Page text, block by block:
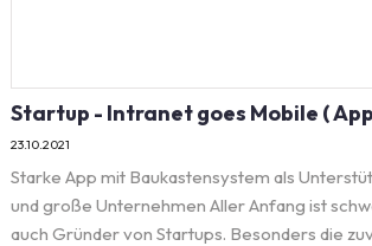
Startup - Intranet goes Mobile (
23.10.2021
Starke App mit Baukastensystem als
und große Unternehmen Aller Anfang ist
auch Gründer von Startups. Besonders die